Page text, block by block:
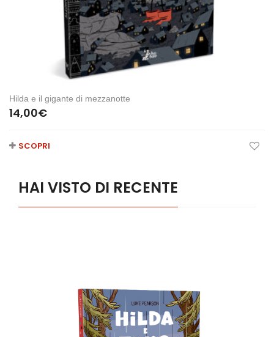
Hilda e il gigante di mezzanotte
14,00€
SCOPRI
HAI VISTO DI RECENTE